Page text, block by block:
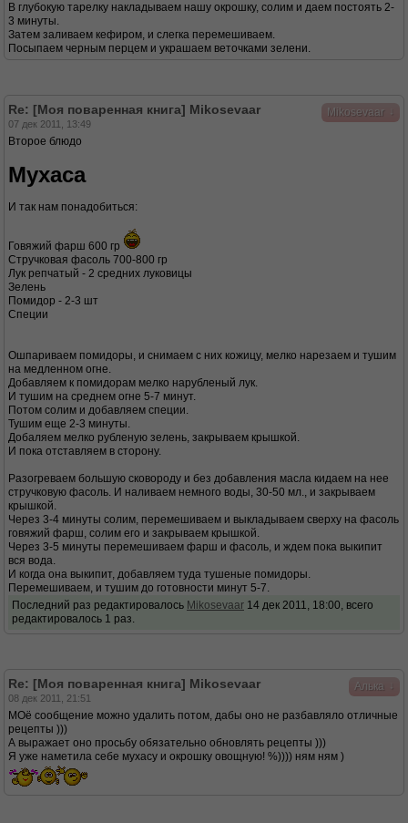
В глубокую тарелку накладываем нашу окрошку, солим и даем постоять 2-
3 минуты.
Затем заливаем кефиром, и слегка перемешиваем.
Посыпаем черным перцем и украшаем веточками зелени.
Mikosevaar
Re: [Моя поваренная книга] Mikosevaar
07 дек 2011, 13:49
Второе блюдо
Мухаса
И так нам понадобиться:
Говяжий фарш 600 гр
Стручковая фасоль 700-800 гр
Лук репчатый - 2 средних луковицы
Зелень
Помидор - 2-3 шт
Специи
Ошпариваем помидоры, и снимаем с них кожицу, мелко нарезаем и тушим
на медленном огне.
Добавляем к помидорам мелко нарубленый лук.
И тушим на среднем огне 5-7 минут.
Потом солим и добавляем специи.
Тушим еще 2-3 минуты.
Добаляем мелко рубленую зелень, закрываем крышкой.
И пока отставляем в сторону.
Разогреваем большую сковороду и без добавления масла кидаем на нее
стручковую фасоль. И наливаем немного воды, 30-50 мл., и закрываем
крышкой.
Через 3-4 минуты солим, перемешиваем и выкладываем сверху на фасоль
говяжий фарш, солим его и закрываем крышкой.
Через 3-5 минуты перемешиваем фарш и фасоль, и ждем пока выкипит
вся вода.
И когда она выкипит, добавляем туда тушеные помидоры.
Перемешиваем, и тушим до готовности минут 5-7.
Последний раз редактировалось Mikosevaar 14 дек 2011, 18:00, всего
редактировалось 1 раз.
Алька
Re: [Моя поваренная книга] Mikosevaar
08 дек 2011, 21:51
МОё сообщение можно удалить потом, дабы оно не разбавляло отличные
рецепты )))
А выражает оно просьбу обязательно обновлять рецепты )))
Я уже наметила себе мухасу и окрошку овощную! %)))) ням ням )